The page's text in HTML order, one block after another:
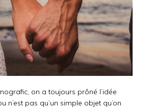
on a toujours prôné l’idée
n’est pas qu’un simple objet qu’on